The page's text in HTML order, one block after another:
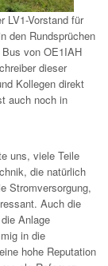
LV1-Vorstand für
den Rundsprüchen
von OE1IAH
dieser
Kollegen direkt
auch noch in
uns, viele Teile
die natürlich
Stromversorgung,
Auch die
Anlage
in die
hohe Reputation